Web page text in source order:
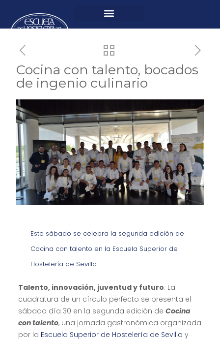
Cocina con talento, bocados
de ingenio culinario
Este sábado se celebra la segunda edición de
Cocina con talento en la Escuela Superior de
Hostelería de Sevilla.
Talento, innovación, juventud y futuro. La
cuadratura de un círculo perfecto se presenta el
sábado día 30 en la segunda edición de Cocina
con talento, una jornada gastronómica organizada
por la Escuela Superior de Hostelería de Sevilla y